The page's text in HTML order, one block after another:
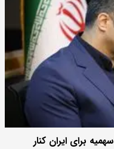
وزنه‌برداران در ناگویا تک مداله ماند/ ۸ سهمیه برای ایران کنار